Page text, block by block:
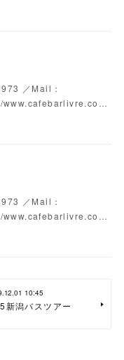
／Mail：
／Mail：
10:45
新潟バスツアー